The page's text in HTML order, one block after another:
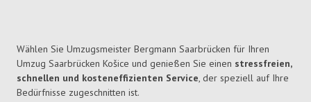
Wählen Sie Umzugsmeister Bergmann Saarbrücken für Ihren
Umzug Saarbrücken Košice und genießen Sie einen stressfreien,
schnellen und kosteneffizienten Service, der speziell auf Ihre
Bedürfnisse zugeschnitten ist.